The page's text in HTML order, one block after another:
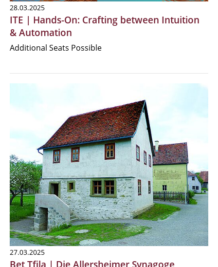
28.03.2025
ITE | Hands-On: Crafting between Intuition
& Automation
Additional Seats Possible
27.03.2025